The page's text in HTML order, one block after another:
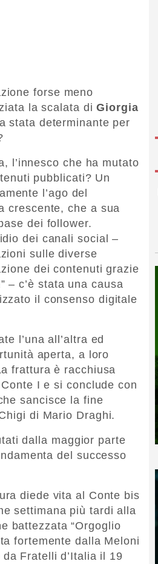
forse meno
la scalata diGiorgia
stata determinante per
l’innesco che ha mutato
pubblicati? Un
l’ago del
crescente, che a sua
dei follower.
dei canali social –
sulle diverse
dei contenuti grazie
– c’è stata una causa
il consenso digitale
l’una all’altra ed
aperta, a loro
frattura è racchiusa
I e si conclude con
sancisce la fine
di Mario Draghi.
dalla maggior parte
del successo
diede vita al Conte bis
settimana più tardi alla
battezzata “Orgoglio
fortemente dalla Meloni
Fratelli d’Italia il 19